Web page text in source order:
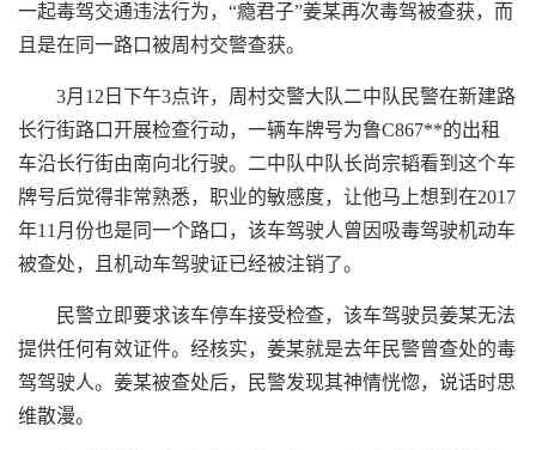
一起毒驾交通违法行为，“瘾君子”姜某再次毒驾被查获，而
且是在同一路口被周村交警查获。
3月12日下午3点许，周村交警大队二中队民警在新建路
长行街路口开展检查行动，一辆车牌号为鲁C867**的出租
车沿长行街由南向北行驶。二中队中队长尚宗韬看到这个车
牌号后觉得非常熟悉，职业的敏感度，让他马上想到在2017
年11月份也是同一个路口，该车驾驶人曾因吸毒驾驶机动车
被查处，且机动车驾驶证已经被注销了。
民警立即要求该车停车接受检查，该车驾驶员姜某无法
提供任何有效证件。经核实，姜某就是去年民警曾查处的毒
驾驾驶人。姜某被查处后，民警发现其神情恍惚，说话时思
维散漫。